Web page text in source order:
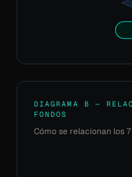
DIAGRAMA B —
FONDOS
Cómo se relacionan los